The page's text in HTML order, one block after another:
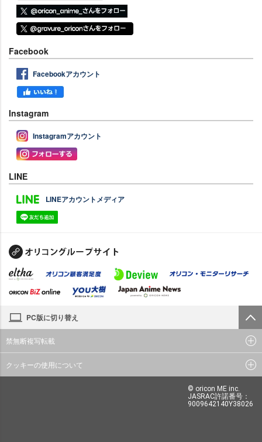
Facebook
Facebookアカウント
Instagram
Instagramアカウント
LINE
LINEアカウントメディア
PC版に切り替え
禁無断複写転載
クッキーの使用について
© oricon ME inc.
JASRAC許諾番号：
9009642140Y38026